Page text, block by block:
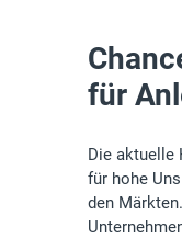
für
Die aktuelle
für hohe
den